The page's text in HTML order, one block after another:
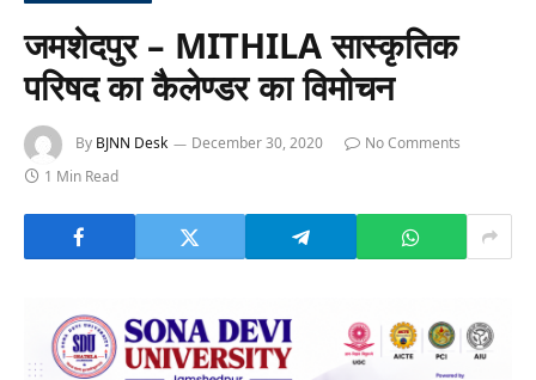
जमशेदपुर – MITHILA सास्कृतिक
परिषद का कैलेण्डर का विमोचन
By BJNN Desk December 30, 2020
No Comments
1 Min Read